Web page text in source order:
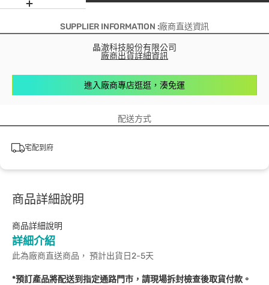
SUPPLIER INFORMATION :廠商直送資訊
晶澈科技股份有限公司
廠商出貨詳細資訊
進入廠商專店逛逛，湊免運
配送方式
宅配到府
商品詳細說明
商品詳細說明
詳細介紹
此為廠商直送商品， 預計出貨日2-5天
*預訂產品將配送到指定通路門市，請現場拆封檢查後取貨付款。